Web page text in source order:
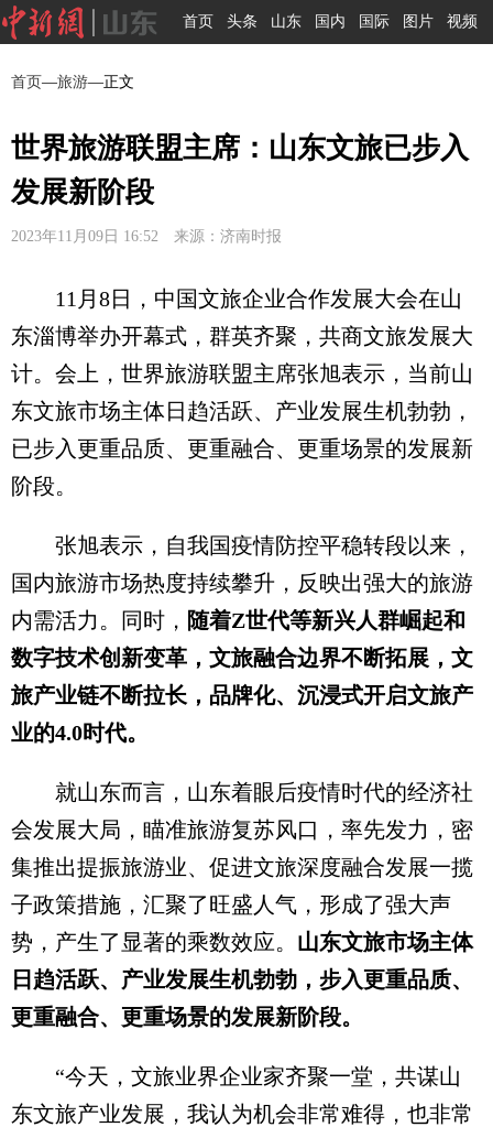
首页 头条 山东 国内 国际 图片 视频
首页—旅游—正文
世界旅游联盟主席：山东文旅已步入
发展新阶段
2023年11月09日 16:52 来源：济南时报
11月8日，中国文旅企业合作发展大会在山
东淄博举办开幕式，群英齐聚，共商文旅发展大
计。会上，世界旅游联盟主席张旭表示，当前山
东文旅市场主体日趋活跃、产业发展生机勃勃，
已步入更重品质、更重融合、更重场景的发展新
阶段。
张旭表示，自我国疫情防控平稳转段以来，
国内旅游市场热度持续攀升，反映出强大的旅游
内需活力。同时， 随着Z世代等新兴人群崛起和
数字技术创新变革，文旅融合边界不断拓展，文
旅产业链不断拉长，品牌化、沉浸式开启文旅产
业的4.0时代。
就山东而言，山东着眼后疫情时代的经济社
会发展大局，瞄准旅游复苏风口，率先发力，密
集推出提振旅游业、促进文旅深度融合发展一揽
子政策措施，汇聚了旺盛人气，形成了强大声
势，产生了显著的乘数效应。 山东文旅市场主体
日趋活跃、产业发展生机勃勃，步入更重品质、
更重融合、更重场景的发展新阶段。
“今天，文旅业界企业家齐聚一堂，共谋山
东文旅产业发展，我认为机会非常难得，也非常